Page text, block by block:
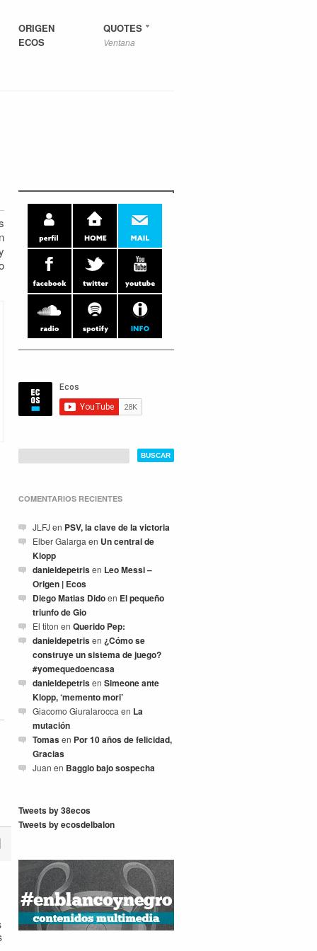
ORIGEN
ECOS
QUOTES
Ventana
COMENTARIOS RECIENTES
JLFJ en PSV, la clave de la victoria
Elber Galarga en Un central de
Klopp
danieldepetrisen Leo Messi –
Origen | Ecos
Diego Matias Didoen El pequeño
triunfo de Gio
El titon en Querido Pep:
danieldepetrisen ¿Cómo se
construye un sistema de juego?
#yomequedoencasa
danieldepetrisen Simeone ante
Klopp, ‘memento mori’
Giacomo Giuralarocca en La
mutación
Tomasen Por 10 años de felicidad,
Gracias
Juan en Baggio bajo sospecha
Tweets by 38ecos
Tweets by ecosdelbalon